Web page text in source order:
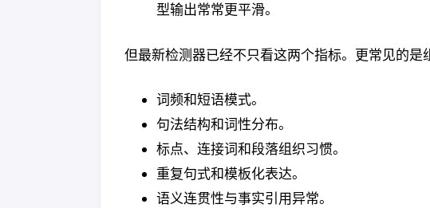
型输出常常更平滑。
但最新检测器已经不只看这两个指标。更常见的是
词频和短语模式。
句法结构和词性分布。
标点、连接词和段落组织习惯。
重复句式和模板化表达。
语义连贯性与事实引用异常。